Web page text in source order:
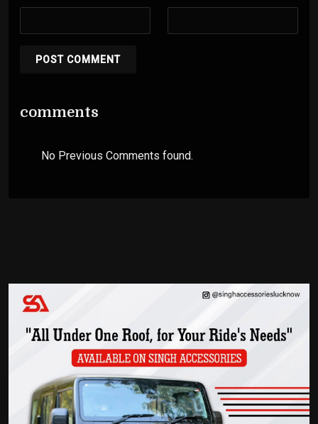
POST COMMENT
comments
No Previous Comments found.